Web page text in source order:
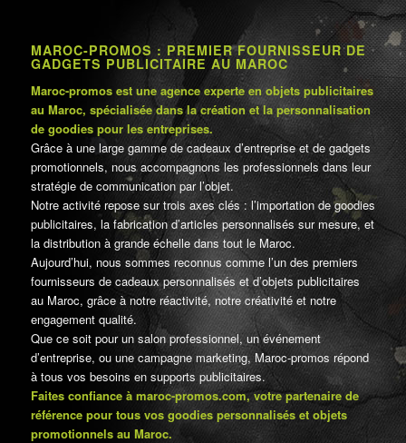
MAROC-PROMOS : PREMIER FOURNISSEUR DE
GADGETS PUBLICITAIRE AU MAROC
Maroc-promos est une agence experte en objets publicitaires
au Maroc, spécialisée dans la création et la personnalisation
de goodies pour les entreprises.
Grâce à une large gamme de cadeaux d’entreprise et de gadgets
promotionnels, nous accompagnons les professionnels dans leur
stratégie de communication par l’objet.
Notre activité repose sur trois axes clés : l’importation de goodies
publicitaires, la fabrication d’articles personnalisés sur mesure, et
la distribution à grande échelle dans tout le Maroc.
Aujourd’hui, nous sommes reconnus comme l’un des premiers
fournisseurs de cadeaux personnalisés et d’objets publicitaires
au Maroc, grâce à notre réactivité, notre créativité et notre
engagement qualité.
Que ce soit pour un salon professionnel, un événement
d’entreprise, ou une campagne marketing, Maroc-promos répond
à tous vos besoins en supports publicitaires.
Faites confiance à maroc-promos.com, votre partenaire de
référence pour tous vos goodies personnalisés et objets
promotionnels au Maroc.